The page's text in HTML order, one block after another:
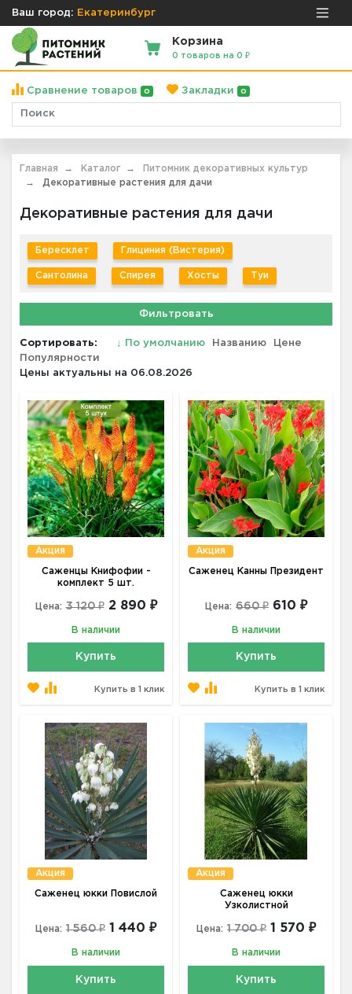
Ваш город: Екатеринбург
Корзина
0 товаров на 0 ₽
Сравнение товаров 0 Закладки 0
Главная Каталог
Питомник декоративных культур
Декоративные растения для дачи
Декоративные растения для дачи
Бересклет Глициния (Вистерия)
Сантолина Спирея Хосты Туи
Фильтровать
Сортировать: ↓ По умолчанию Названию
Цене
Популярности
Цены актуальны на 06.08.2026
Акция
Саженцы Книфофии -
комплект 5 шт.
Цена: 3 120 ₽ 2 890 ₽
В наличии
Купить
Купить в 1 клик
Акция
Саженец Канны Президент
Цена: 660 ₽ 610 ₽
В наличии
Купить
Купить в 1 клик
Акция
Саженец юкки Повислой
Цена: 1 560 ₽ 1 440 ₽
В наличии
Купить
Акция
Саженец юкки
Узколистной
Цена: 1 700 ₽ 1 570 ₽
В наличии
Купить